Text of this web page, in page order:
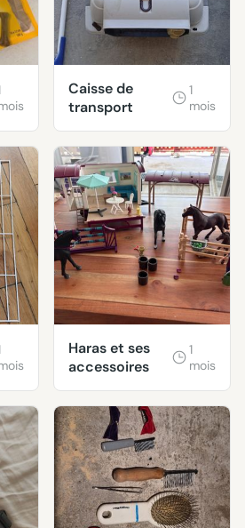
Caisse de
transport
1
mois
Haras et ses
accessoires
1
mois